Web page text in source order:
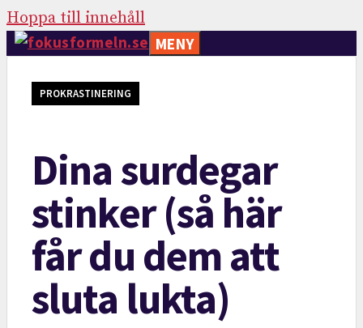
Hoppa till innehåll
MENY
PROKRASTINERING
Dina surdegar
stinker (så här
får du dem att
sluta lukta)